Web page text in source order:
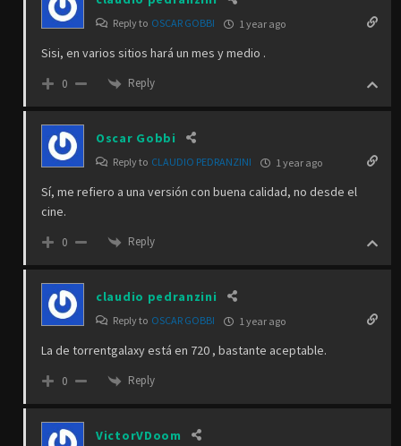
Reply to OSCAR GOBBI 1 year ago
Sisi, en varios sitios hará un mes y medio .
0 Reply
Oscar Gobbi
Reply to CLAUDIO PEDRANZINI 1 year ago
Sí, me refiero a una versión con buena calidad, no desde el
cine.
0 Reply
claudio pedranzini
Reply to OSCAR GOBBI 1 year ago
La de torrentgalaxy está en 720 , bastante aceptable.
0 Reply
VictorVDoom